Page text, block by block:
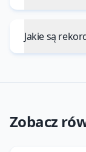
Jakie są
Zobacz